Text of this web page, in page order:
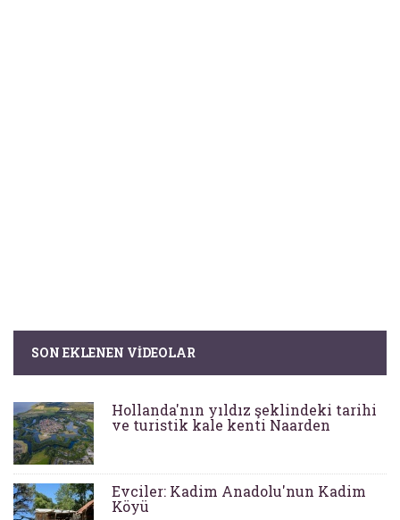
SON EKLENEN VIDEOLAR
Hollanda'nın yıldız şeklindeki tarihi
ve turistik kale kenti Naarden
Evciler: Kadim Anadolu'nun Kadim
Köyü